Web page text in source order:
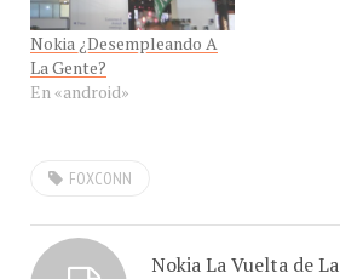
Nokia ¿Desempleando A
La Gente?
En «android»
Nokia La Vuelta de La
Marca con FoxConn